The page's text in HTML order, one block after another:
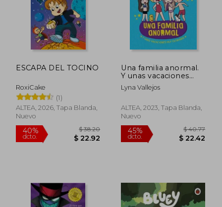
45%
dcto. $ 18.09
45%
dcto.
ESCAPA DEL TOCINO
RoxiCake
(1)
ALTEA, 2026, Tapa Blanda,
Nuevo
Una familia anormal.
Y unas vacaciones
muy extrañas
Lyna Vallejos
ALTEA, 2023, Tapa Blanda,
Nuevo